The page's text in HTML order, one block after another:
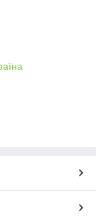
усвідомлюю
можливо
То
у неї є